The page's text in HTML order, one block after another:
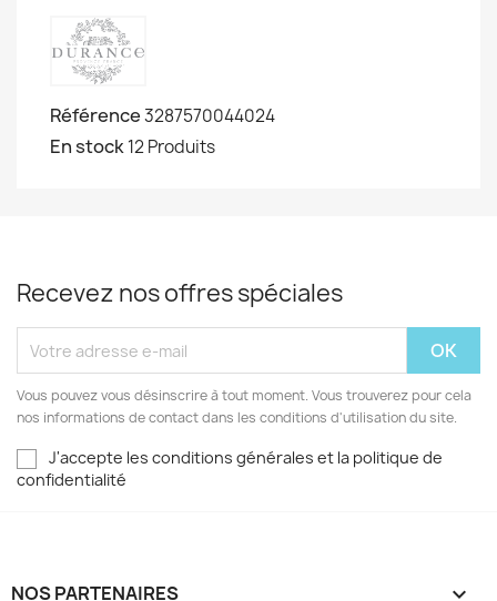
Référence3287570044024
En stock12 Produits
Recevez nos offres spéciales
Vous pouvez vous désinscrire à tout moment. Vous trouverez pour cela
nos informations de contact dans les conditions d'utilisation du site.
J'accepte les conditions générales et la politique de
confidentialité
NOS PARTENAIRES 